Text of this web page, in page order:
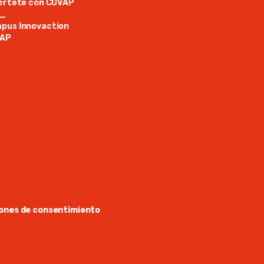
con COVAP
Innovaction
de consentimiento